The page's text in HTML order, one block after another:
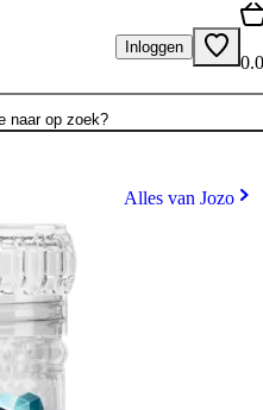
Inloggen
naar op zoek?
Alles van Jozo